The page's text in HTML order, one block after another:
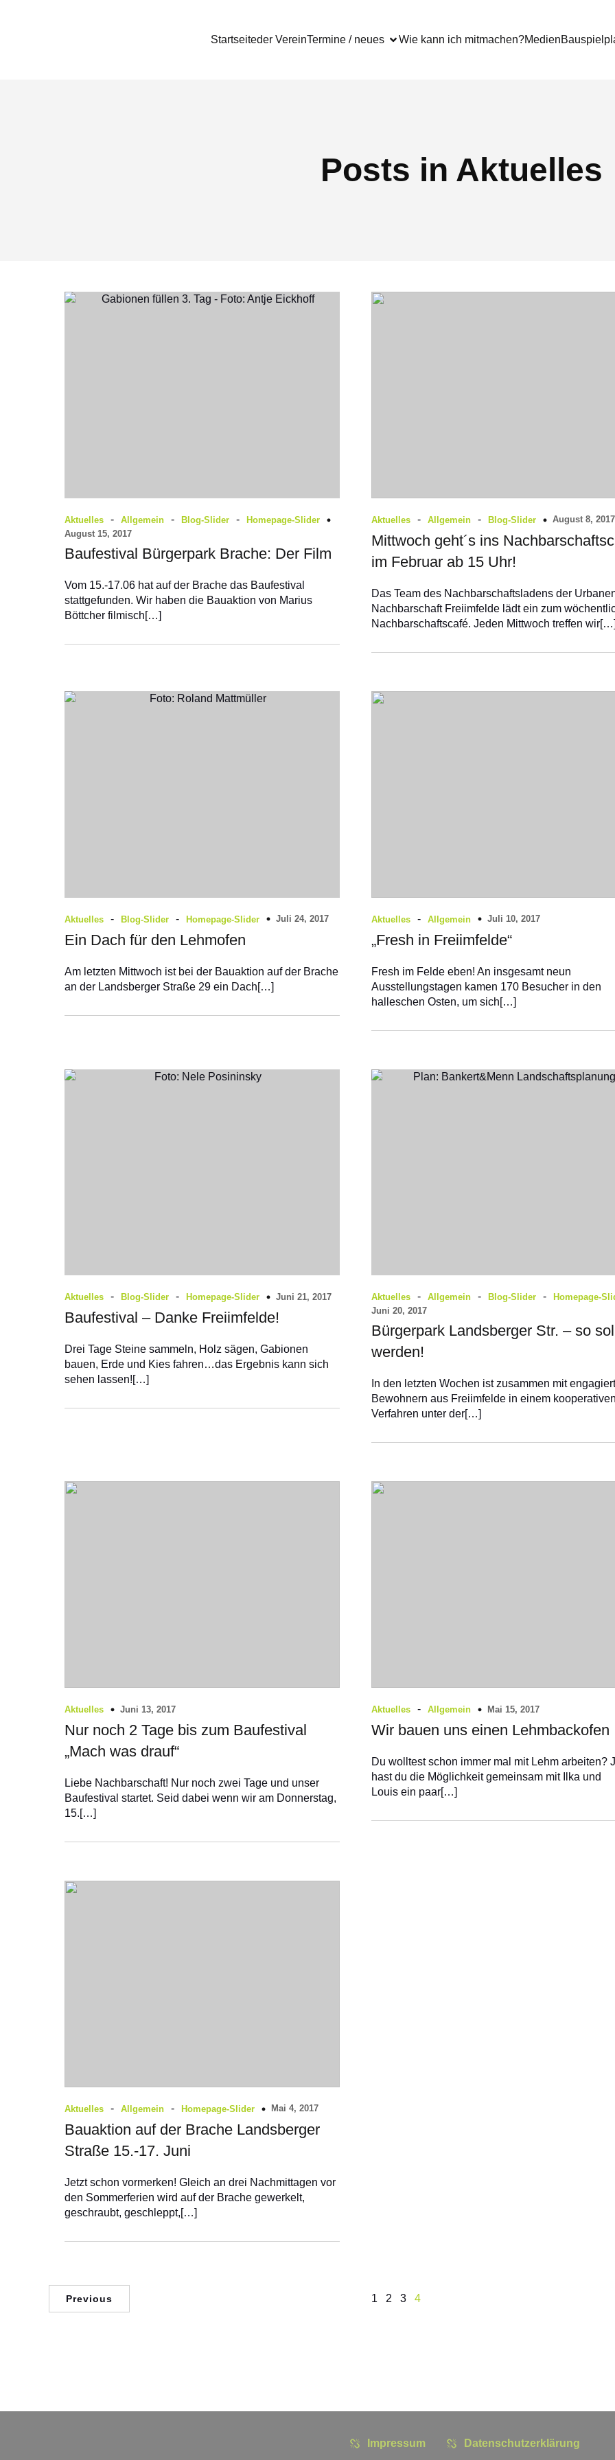
Startseiteder VereinTermine / neues Wie kann ich mitmachen?Medien
Posts in Aktuelles
Aktuelles - Allgemein - Blog-Slider -
Homepage-Slider
August 15, 2017
Baufestival Bürgerpark Brache: Der Film
Vom 15.-17.06 hat auf der Brache das Baufestival
stattgefunden. Wir haben die Bauaktion von Marius
Böttcher filmisch[…]
Aktuelles - Allgemein - Blog-Slider August 8, 2017
Mittwoch geht´s ins
im Februar ab 15 Uhr!
Das Team des Nachbarschaftsladens der
Nachbarschaft Freiimfelde lädt ein zum
Nachbarschaftscafé. Jeden Mittwoch treffen
Aktuelles - Blog-Slider - Homepage-Slider Juli 24, 2017
Ein Dach für den Lehmofen
Am letzten Mittwoch ist bei der Bauaktion auf der Brache
an der Landsberger Straße 29 ein Dach[…]
Aktuelles - Allgemein Juli 10, 2017
„Fresh in Freiimfelde“
Fresh im Felde eben! An insgesamt neun
Ausstellungstagen kamen 170 Besucher in den
halleschen Osten, um sich[…]
Aktuelles - Blog-Slider - Homepage-Slider Juni 21, 2017
Baufestival – Danke Freiimfelde!
Drei Tage Steine sammeln, Holz sägen, Gabionen
bauen, Erde und Kies fahren…das Ergebnis kann sich
sehen lassen![…]
Aktuelles - Allgemein - Blog-Slider -
Homepage-
Juni 20, 2017
Bürgerpark Landsberger Str. – so
werden!
In den letzten Wochen ist zusammen mit
Bewohnern aus Freiimfelde in einem
Verfahren unter der[…]
Aktuelles Juni 13, 2017
Nur noch 2 Tage bis zum Baufestival
„Mach was drauf“
Liebe Nachbarschaft! Nur noch zwei Tage und unser
Baufestival startet. Seid dabei wenn wir am Donnerstag,
15.[…]
Aktuelles - Allgemein Mai 15, 2017
Wir bauen uns einen Lehmbackofen
Du wolltest schon immer mal mit Lehm arbeiten?
hast du die Möglichkeit gemeinsam mit Ilka und
Louis ein paar[…]
Aktuelles - Allgemein - Homepage-Slider Mai 4, 2017
Bauaktion auf der Brache Landsberger
Straße 15.-17. Juni
Jetzt schon vormerken! Gleich an drei Nachmittagen vor
den Sommerferien wird auf der Brache gewerkelt,
geschraubt, geschleppt,[…]
Previous 1 2 3 4
Impressum Datenschutzerklärung